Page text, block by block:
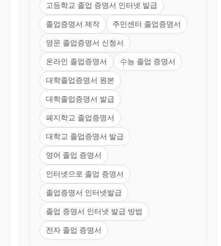
고등학교 졸업 증명서 인터넷 발급
졸업증명서 제작 주민센터 졸업증명서
영문 졸업증명서 신청서
온라인 졸업증명서 수능 졸업 증명서
대학졸업증명서 원본
대학졸업증명서 발급
폐지학교 졸업증명서
대학교 졸업증명서 발급
영어 졸업 증명서
인터넷으로 졸업 증명서
졸업증명서 인터넷발급
졸업 증명서 인터넷 발급 방법
전자 졸업 증명서